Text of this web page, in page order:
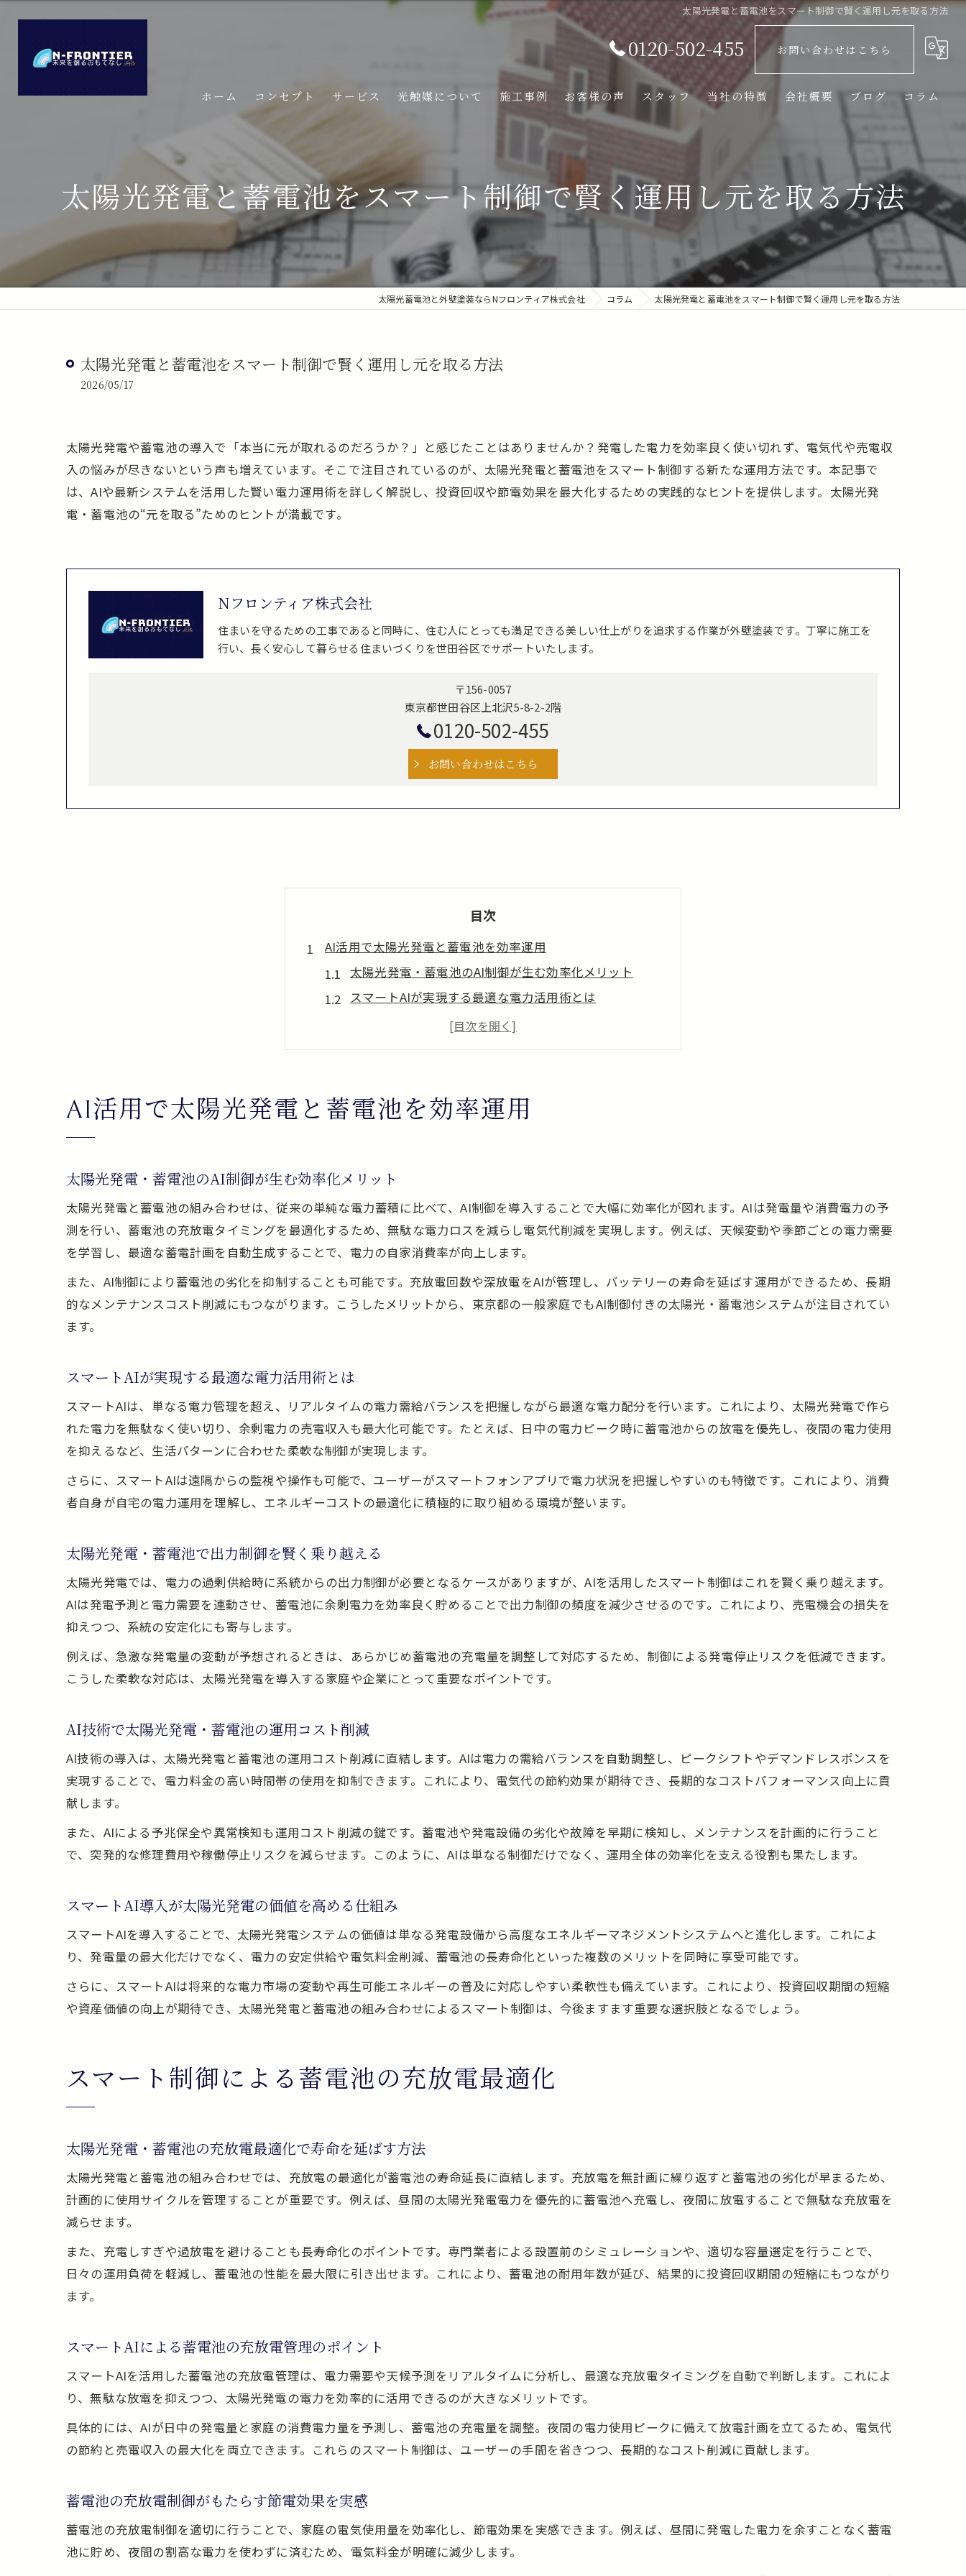
太陽光発電と蓄電池をスマート制御で賢く運用し元を取る方法
0120-502-455 お問い合わせはこちら
ホーム コンセプト サービス 光触媒について 施工事例 お客様の声 スタッフ 当社の特徴
ベランダ
光触媒
会社概要 ブログ コラム
太陽光発電と蓄電池をスマート制御で賢く運用し元を取る方法
太陽光蓄電池と外壁塗装ならNフロンティア株式会社 コラム 太陽光発電と蓄電池をスマート制御で賢く運用し元を取る方法
太陽光発電と蓄電池をスマート制御で賢く運用し元を取る方法
2026/05/17
太陽光発電や蓄電池の導入で「本当に元が取れるのだろうか？」と感じたことはありませんか？発電した電力を効率良く使い切れず、電気代や売電収
入の悩みが尽きないという声も増えています。そこで注目されているのが、太陽光発電と蓄電池をスマート制御する新たな運用方法です。本記事で
は、AIや最新システムを活用した賢い電力運用術を詳しく解説し、投資回収や節電効果を最大化するための実践的なヒントを提供します。太陽光発
電・蓄電池の“元を取る”ためのヒントが満載です。
Nフロンティア株式会社
住まいを守るための工事であると同時に、住む人にとっても満足できる美しい仕上がりを追求する作業が外壁塗装です。丁寧に施工を
行い、長く安心して暮らせる住まいづくりを世田谷区でサポートいたします。
〒156-0057
東京都世田谷区上北沢5-8-2-2階
0120-502-455
お問い合わせはこちら
目次
AI活用で太陽光発電と蓄電池を効率運用
太陽光発電・蓄電池のAI制御が生む効率化メリット
スマートAIが実現する最適な電力活用術とは
太陽光発電・蓄電池で出力制御を賢く乗り越える
AI技術で太陽光発電・蓄電池の運用コスト削減
スマート制御による蓄電池の充放電最適化
太陽光発電・蓄電池の充放電最適化で寿命を延ばす方法
蓄電池の充放電制御がもたらす節電効果を実感
太陽光発電・蓄電池で無駄な放電を抑えるコツ
スマートAI活用で蓄電池の充放電効率を最大化
賢い電力管理術で電気代を徹底節約
太陽光発電・蓄電池の連携で電気代節約を実現する方法
スマートAIが導く電力の見える化と節約テクニック
太陽光発電・蓄電池で家計に優しい節電生活を始める
太陽光発電・蓄電池が元を取る運用法
太陽光発電・蓄電池で投資回収を早めるための工夫
スマートAI導入が元を取る運用を後押しする理由
太陽光発電・蓄電池の運用シミュレーションの重要性
AI制御で売電収入と自家消費を最大化する方法
アプリ連携で広がるスマート電力生活
太陽光発電・蓄電池の管理をアプリで手軽に最適化
スマートソーラーアプリ活用で効率運用を強化
太陽光発電・蓄電池の状態をスマホでいつでもチェック
スマートAIとアプリ連携で賢い電力生活を実現
太陽光発電・蓄電池の自家消費率を高める制御法
スマートAI制御が実現する自家消費の最大化とは
太陽光発電・蓄電池で電力の無駄を削減する実践術
太陽光発電・蓄電池の連携制御で自給自足を強化
AI活用で太陽光発電と蓄電池を効率運用
太陽光発電・蓄電池のAI制御が生む効率化メリット
太陽光発電と蓄電池の組み合わせは、従来の単純な電力蓄積に比べて、AI制御を導入することで大幅に効率化が図れます。AIは発電量や消費電力の予
測を行い、蓄電池の充放電タイミングを最適化するため、無駄な電力ロスを減らし電気代削減を実現します。例えば、天候変動や季節ごとの電力需要
を学習し、最適な蓄電計画を自動生成することで、電力の自家消費率が向上します。
また、AI制御により蓄電池の劣化を抑制することも可能です。充放電回数や深放電をAIが管理し、バッテリーの寿命を延ばす運用ができるため、長期
的なメンテナンスコスト削減にもつながります。こうしたメリットから、東京都の一般家庭でもAI制御付きの太陽光・蓄電池システムが注目されてい
ます。
スマートAIが実現する最適な電力活用術とは
スマートAIは、単なる電力管理を超え、リアルタイムの電力需給バランスを把握しながら最適な電力配分を行います。これにより、太陽光発電で作ら
れた電力を無駄なく使い切り、余剰電力の売電収入も最大化可能です。たとえば、日中の電力ピーク時に蓄電池からの放電を優先し、夜間の電力使用
を抑えるなど、生活パターンに合わせた柔軟な制御が実現します。
さらに、スマートAIは遠隔からの監視や操作も可能で、ユーザーがスマートフォンアプリで電力状況を把握しやすいのも特徴です。これにより、消費
者自身が自宅の電力運用を理解し、エネルギーコストの最適化に積極的に取り組める環境が整います。
太陽光発電・蓄電池で出力制御を賢く乗り越える
太陽光発電では、電力の過剰供給時に系統からの出力制御が必要となるケースがありますが、AIを活用したスマート制御はこれを賢く乗り越えます。
AIは発電予測と電力需要を連動させ、蓄電池に余剰電力を効率良く貯めることで出力制御の頻度を減少させるのです。これにより、売電機会の損失を
抑えつつ、系統の安定化にも寄与します。
例えば、急激な発電量の変動が予想されるときは、あらかじめ蓄電池の充電量を調整して対応するため、制御による発電停止リスクを低減できます。
こうした柔軟な対応は、太陽光発電を導入する家庭や企業にとって重要なポイントです。
AI技術で太陽光発電・蓄電池の運用コスト削減
AI技術の導入は、太陽光発電と蓄電池の運用コスト削減に直結します。AIは電力の需給バランスを自動調整し、ピークシフトやデマンドレスポンスを
実現することで、電力料金の高い時間帯の使用を抑制できます。これにより、電気代の節約効果が期待でき、長期的なコストパフォーマンス向上に貢
献します。
また、AIによる予兆保全や異常検知も運用コスト削減の鍵です。蓄電池や発電設備の劣化や故障を早期に検知し、メンテナンスを計画的に行うこと
で、突発的な修理費用や稼働停止リスクを減らせます。このように、AIは単なる制御だけでなく、運用全体の効率化を支える役割も果たします。
スマートAI導入が太陽光発電の価値を高める仕組み
スマートAIを導入することで、太陽光発電システムの価値は単なる発電設備から高度なエネルギーマネジメントシステムへと進化します。これによ
り、発電量の最大化だけでなく、電力の安定供給や電気料金削減、蓄電池の長寿命化といった複数のメリットを同時に享受可能です。
さらに、スマートAIは将来的な電力市場の変動や再生可能エネルギーの普及に対応しやすい柔軟性も備えています。これにより、投資回収期間の短縮
や資産価値の向上が期待でき、太陽光発電と蓄電池の組み合わせによるスマート制御は、今後ますます重要な選択肢となるでしょう。
スマート制御による蓄電池の充放電最適化
太陽光発電・蓄電池の充放電最適化で寿命を延ばす方法
太陽光発電と蓄電池の組み合わせでは、充放電の最適化が蓄電池の寿命延長に直結します。充放電を無計画に繰り返すと蓄電池の劣化が早まるため、
計画的に使用サイクルを管理することが重要です。例えば、昼間の太陽光発電電力を優先的に蓄電池へ充電し、夜間に放電することで無駄な充放電を
減らせます。
また、充電しすぎや過放電を避けることも長寿命化のポイントです。専門業者による設置前のシミュレーションや、適切な容量選定を行うことで、
日々の運用負荷を軽減し、蓄電池の性能を最大限に引き出せます。これにより、蓄電池の耐用年数が延び、結果的に投資回収期間の短縮にもつながり
ます。
スマートAIによる蓄電池の充放電管理のポイント
スマートAIを活用した蓄電池の充放電管理は、電力需要や天候予測をリアルタイムに分析し、最適な充放電タイミングを自動で判断します。これによ
り、無駄な放電を抑えつつ、太陽光発電の電力を効率的に活用できるのが大きなメリットです。
具体的には、AIが日中の発電量と家庭の消費電力量を予測し、蓄電池の充電量を調整。夜間の電力使用ピークに備えて放電計画を立てるため、電気代
の節約と売電収入の最大化を両立できます。これらのスマート制御は、ユーザーの手間を省きつつ、長期的なコスト削減に貢献します。
蓄電池の充放電制御がもたらす節電効果を実感
蓄電池の充放電制御を適切に行うことで、家庭の電気使用量を効率化し、節電効果を実感できます。例えば、昼間に発電した電力を余すことなく蓄電
池に貯め、夜間の割高な電力を使わずに済むため、電気料金が明確に減少します。